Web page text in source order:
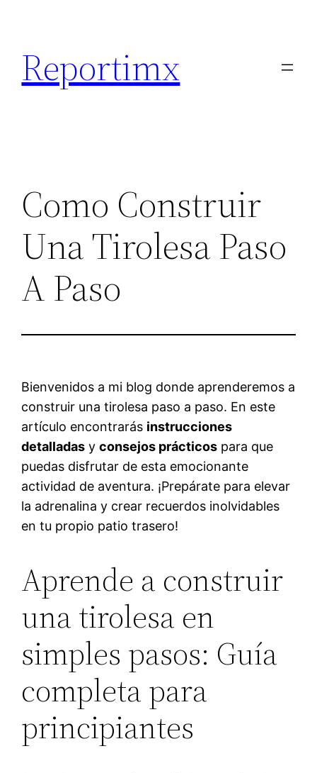
contenido
Reportimx
Como Construir
Una Tirolesa Paso
A Paso
Bienvenidos a mi blog donde aprenderemos a
construir una tirolesa paso a paso. En este
artículo encontrarás instrucciones
detalladas yconsejos prácticos para que
puedas disfrutar de esta emocionante
actividad de aventura. ¡Prepárate para elevar
la adrenalina y crear recuerdos inolvidables
en tu propio patio trasero!
Aprende a construir
una tirolesa en
simples pasos: Guía
completa para
principiantes